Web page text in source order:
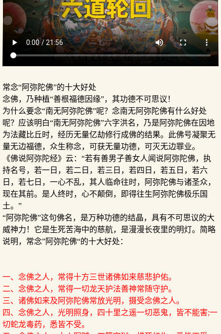
常念“阿弥陀佛”的十大好处
念佛，乃种植“善根福德因缘”，其功德不可思议！
为什么要念“南无阿弥陀佛”呢？念南无阿弥陀佛有什么好处
呢？应该明白“南无阿弥陀佛”六字洪名，乃是阿弥陀佛在因地
为法藏比丘时，经历无量亿劫修行成佛的结果。此佛号凝聚无
量无边福德，众生称念，可获无量功德，可灭无边罪业。
《佛说阿弥陀经》云：“若有善男子善女人闻说阿弥陀佛，执
持名号，若一日，若二日，若三日，若四日，若五日，若六
日，若七日，一心不乱，其人临命往时，阿弥陀佛与诸圣众，
现在其前。是人终时，心不颠倒，即得往生阿弥陀佛极乐国
土。”
“阿弥陀佛”这句佛名，是万种功德的结晶，具有不可思议的大
威神力！它是生死苦海中的慈航，是漫漫长夜里的明灯。简略
说明，常念”阿弥陀佛“的十大好处：
一、念佛之人，常得十方三世诸佛如来慈悲护佑。
二、念佛之人，常得一切龙天护法善神常随守护。
三、诸佛如来及阿弥陀佛常放光明，摄受念佛之人。
四、念佛之人，光明照身，四十里之遥一切恶鬼，皆不能害;一
切蛇龙毒药，悉皆不受。